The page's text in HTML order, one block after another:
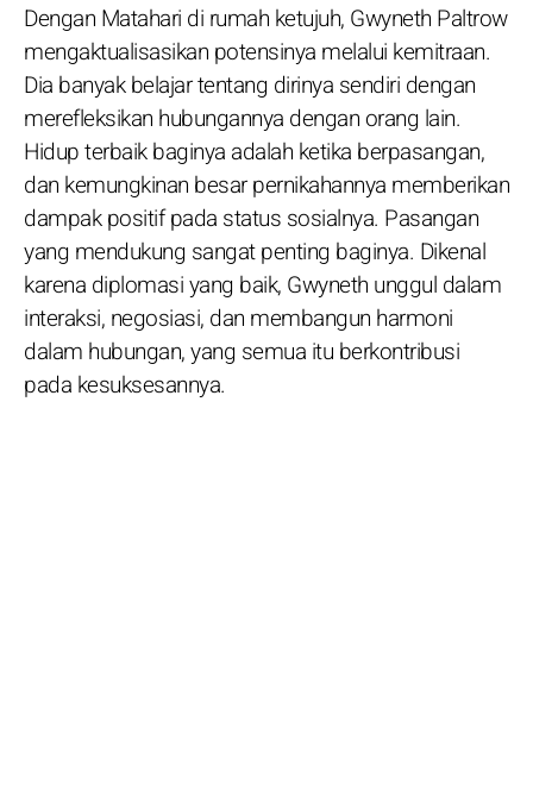
Dengan Matahari di rumah ketujuh, Gwyneth Paltrow
mengaktualisasikan potensinya melalui kemitraan.
Dia banyak belajar tentang dirinya sendiri dengan
merefleksikan hubungannya dengan orang lain.
Hidup terbaik baginya adalah ketika berpasangan,
dan kemungkinan besar pernikahannya memberikan
dampak positif pada status sosialnya. Pasangan
yang mendukung sangat penting baginya. Dikenal
karena diplomasi yang baik, Gwyneth unggul dalam
interaksi, negosiasi, dan membangun harmoni
dalam hubungan, yang semua itu berkontribusi
pada kesuksesannya.